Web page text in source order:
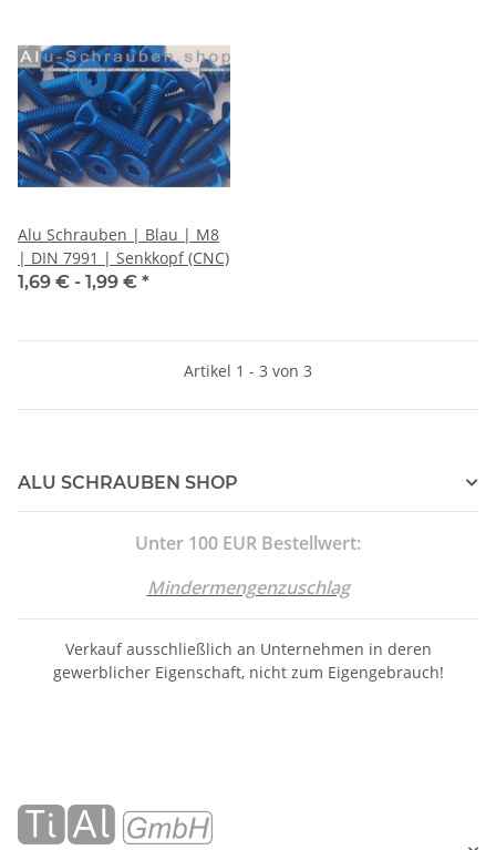
Alu Schrauben | Blau | M8
| DIN 7991 | Senkkopf (CNC)
1,69 € - 1,99 € *
Artikel 1 - 3 von 3
ALU SCHRAUBEN SHOP
Unter 100 EUR Bestellwert:
Mindermengenzuschlag
Verkauf ausschließlich an Unternehmen in deren
gewerblicher Eigenschaft, nicht zum Eigengebrauch!